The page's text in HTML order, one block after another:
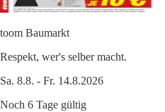
toom Baumarkt
Respekt, wer's selber macht.
Sa. 8.8. - Fr. 14.8.2026
Noch 6 Tage gültig